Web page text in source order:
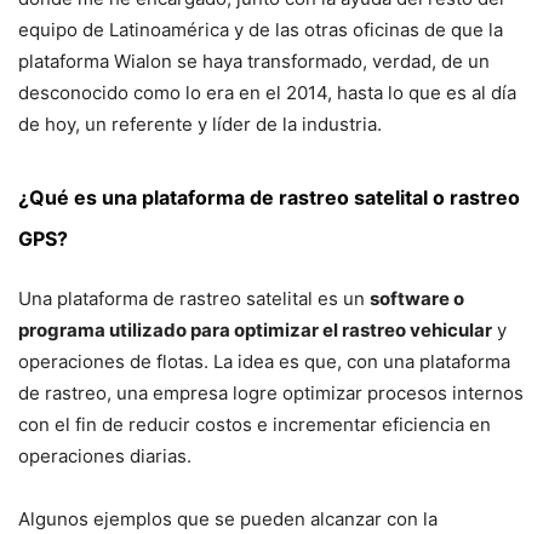
equipo de Latinoamérica y de las otras oficinas de que la
plataforma Wialon se haya transformado, verdad, de un
desconocido como lo era en el 2014, hasta lo que es al día
de hoy, un referente y líder de la industria.
¿Qué es una plataforma de rastreo satelital o rastreo
GPS?
Una plataforma de rastreo satelital es un software o
programa utilizado para optimizar el rastreo vehicular y
operaciones de flotas. La idea es que, con una plataforma
de rastreo, una empresa logre optimizar procesos internos
con el fin de reducir costos e incrementar eficiencia en
operaciones diarias.
Algunos ejemplos que se pueden alcanzar con la